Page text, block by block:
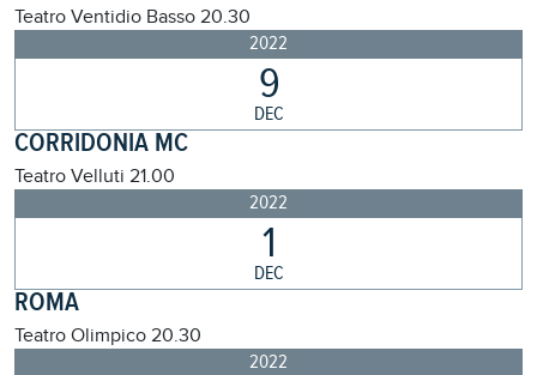
Teatro Ventidio Basso 20.30
2022
9
DEC
CORRIDONIA MC
Teatro Velluti 21.00
2022
1
DEC
ROMA
Teatro Olimpico 20.30
2022